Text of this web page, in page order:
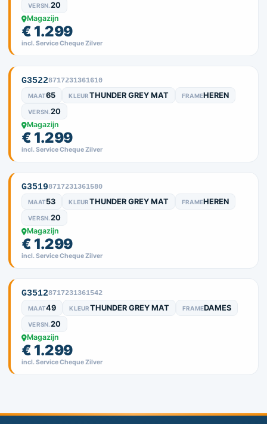
VERSN.20
Magazijn
€ 1.299
incl. Service Cheque Zilver
G35228717231361610
MAAT65 KLEURTHUNDER GREY MAT FRAMEHEREN
VERSN.20
Magazijn
€ 1.299
incl. Service Cheque Zilver
G35198717231361580
MAAT53 KLEURTHUNDER GREY MAT FRAMEHEREN
VERSN.20
Magazijn
€ 1.299
incl. Service Cheque Zilver
G35128717231361542
MAAT49 KLEURTHUNDER GREY MAT FRAMEDAMES
VERSN.20
Magazijn
€ 1.299
incl. Service Cheque Zilver